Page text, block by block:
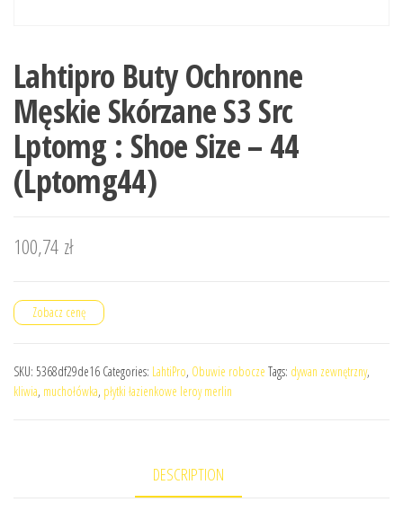
Lahtipro Buty Ochronne
Męskie Skórzane S3 Src
Lptomg : Shoe Size – 44
(Lptomg44)
100,74 zł
Zobacz cenę
SKU: 5368df29de16 Categories: LahtiPro, Obuwie robocze Tags: dywan zewnętrzny,
kliwia, muchołówka, płytki łazienkowe leroy merlin
DESCRIPTION